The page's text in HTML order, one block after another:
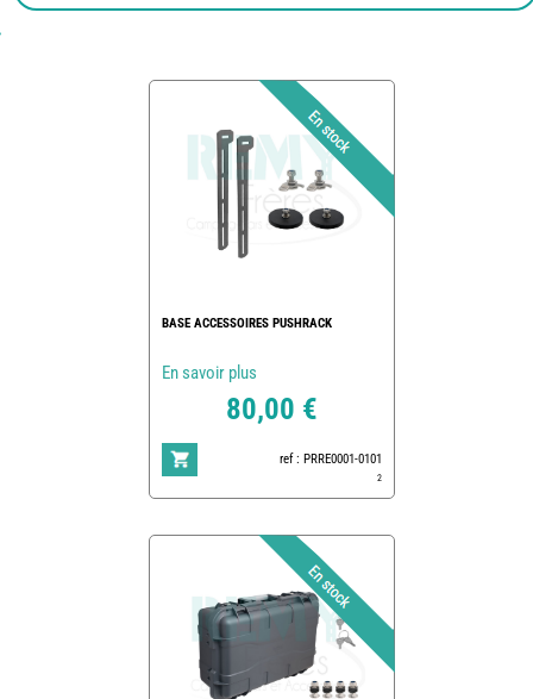
BASE ACCESSOIRES PUSHRACK
En savoir plus
80,00 €
ref : PRRE0001-0101
2